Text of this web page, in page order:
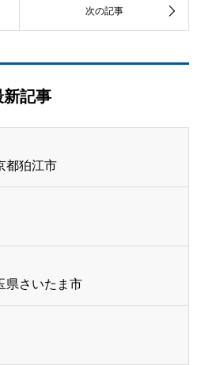
新記事
都狛江市
県さいたま市